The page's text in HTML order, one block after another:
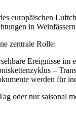
europäischen
in
zentrale Rolle:
Ereignisse im
–
werden für
oder nur